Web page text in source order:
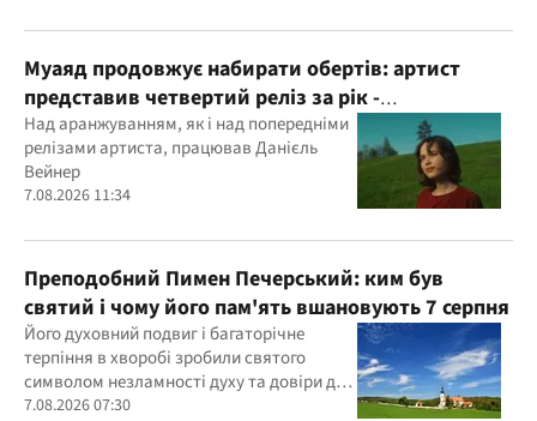
Муаяд продовжує набирати обертів: артист
представив четвертий реліз за рік -
кінематографічну баладу "Ти одна"
Над аранжуванням, як і над попередніми
релізами артиста, працював Данієль
Вейнер
7.08.2026 11:34
Преподобний Пимен Печерський: ким був
святий і чому його пам'ять вшановують 7 серпня
Його духовний подвиг і багаторічне
терпіння в хворобі зробили святого
символом незламності духу та довіри до
Бога
7.08.2026 07:30